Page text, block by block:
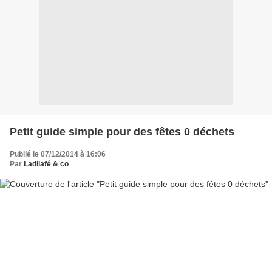
Petit guide simple pour des fêtes 0 déchets
Publié le 07/12/2014 à 16:06
Par Ladilafé & co